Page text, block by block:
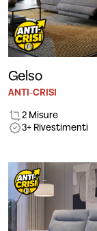
Gelso
ANTI-CRISI
2 Misure
3+ Rivestimenti